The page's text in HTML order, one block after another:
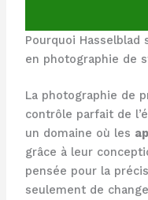
Pourquoi Hasselblad
en photographie de
La photographie de
contrôle parfait de
un domaine où les
grâce à leur
pensée pour la
seulement de